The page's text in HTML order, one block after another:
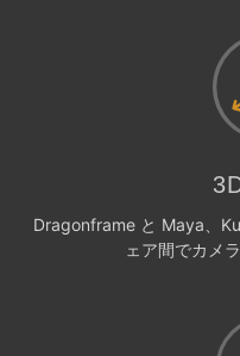
Dragonframe と Maya、
ェア間でカメ